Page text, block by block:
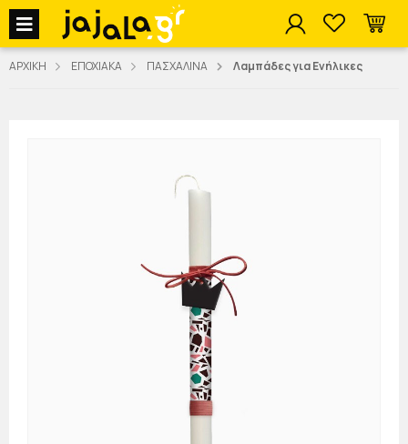
jajala Menu
ΑΡΧΙΚΗ ΕΠΟΧΙΑΚΑ ΠΑΣΧΑΛΙΝΑ Λαμπάδες για Ενήλικες